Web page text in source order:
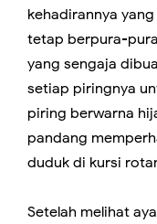
kehadirannya
tetap berpura-
yang sengaja
setiap piringnya
piring berwarna
pandang
duduk di kursi
Setelah melihat